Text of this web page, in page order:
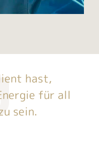
hast,
für all
sein.